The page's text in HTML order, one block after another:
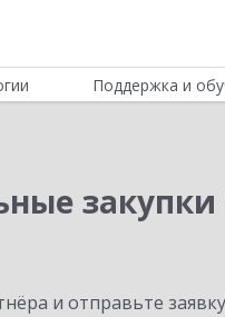
Поддержка и
закупки
и отправьте